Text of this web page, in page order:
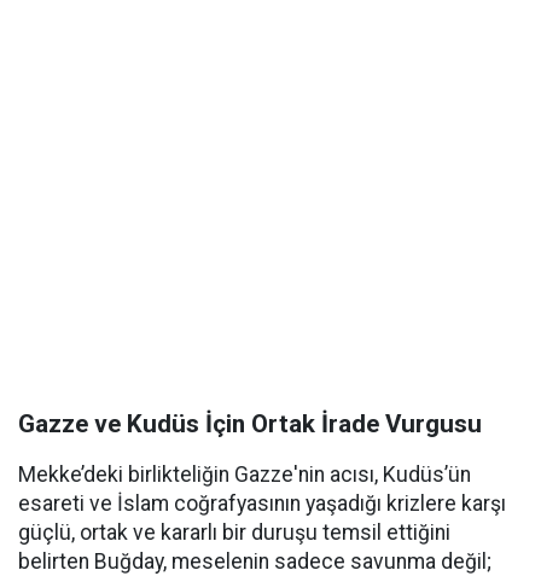
Gazze ve Kudüs İçin Ortak İrade Vurgusu
Mekke’deki birlikteliğin Gazze'nin acısı, Kudüs’ün
esareti ve İslam coğrafyasının yaşadığı krizlere karşı
güçlü, ortak ve kararlı bir duruşu temsil ettiğini
belirten Buğday, meselenin sadece savunma değil;